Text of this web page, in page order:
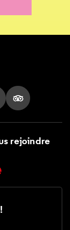
X sur LinkedIn
nous sur
Suivez nous
rejoindre